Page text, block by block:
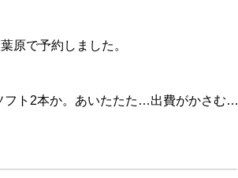
原で予約しました。
フト2本か。あいたたた…出費がかさむ…